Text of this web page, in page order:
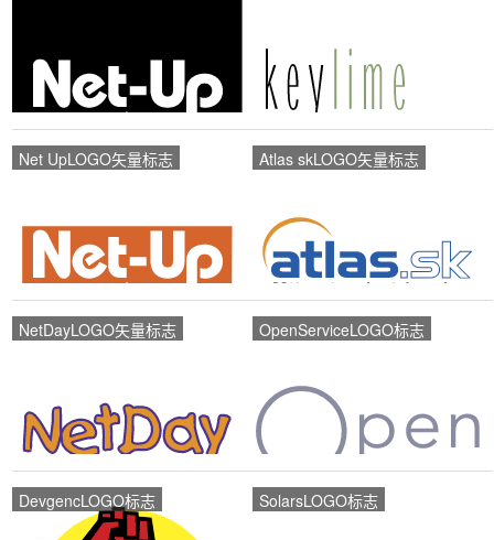
Net UpLOGO矢量标志 Atlas skLOGO矢量标志
NetDayLOGO矢量标志 OpenServiceLOGO标志
DevgencLOGO标志 SolarsLOGO标志